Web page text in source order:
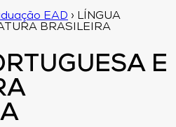
EAD › LÍNGUA
BRASILEIRA
E